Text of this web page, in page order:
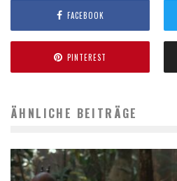
FACEBOOK
PINTEREST
ÄHNLICHE BEITRÄGE